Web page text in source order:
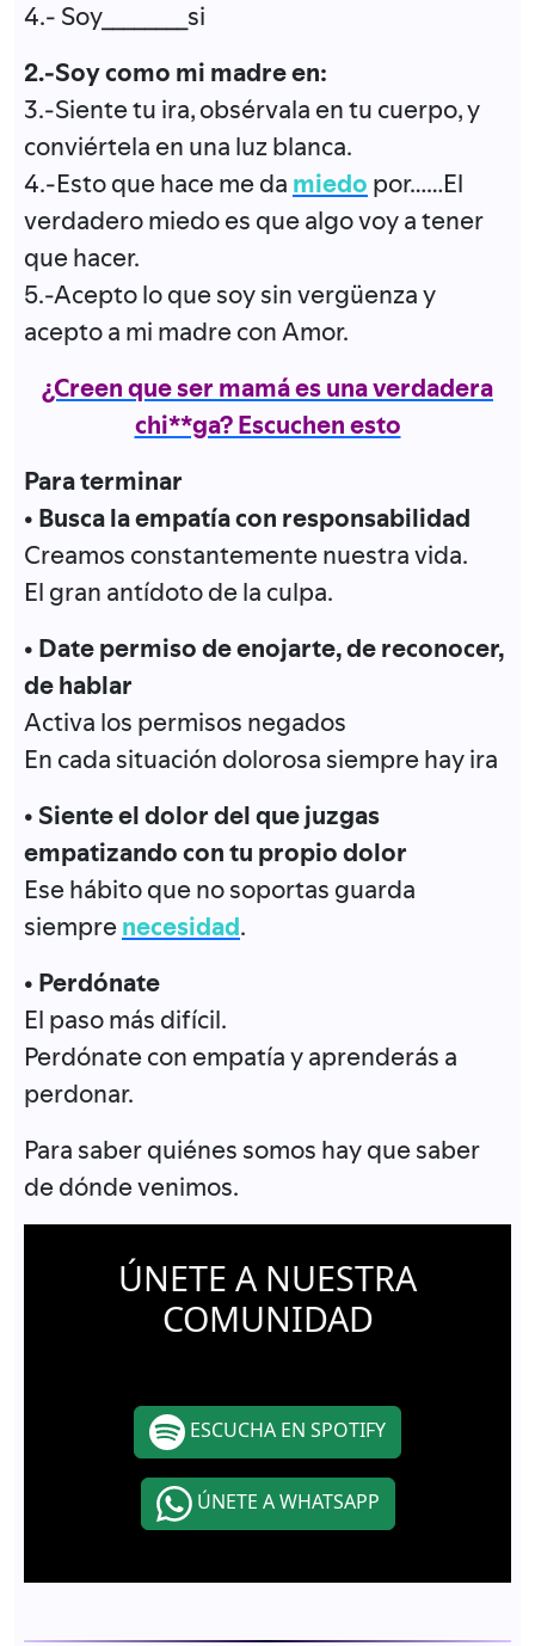
4.- Soy________si
2.-Soy como mi madre en:
3.-Siente tu ira, obsérvala en tu cuerpo, y
conviértela en una luz blanca.
4.-Esto que hace me da miedo por……El
verdadero miedo es que algo voy a tener
que hacer.
5.-Acepto lo que soy sin vergüenza y
acepto a mi madre con Amor.
¿Creen que ser mamá es una verdadera
chi**ga? Escuchen esto
Para terminar
• Busca la empatía con responsabilidad
Creamos constantemente nuestra vida.
El gran antídoto de la culpa.
• Date permiso de enojarte, de reconocer,
de hablar
Activa los permisos negados
En cada situación dolorosa siempre hay ira
• Siente el dolor del que juzgas
empatizando con tu propio dolor
Ese hábito que no soportas guarda
siemprenecesidad.
• Perdónate
El paso más difícil.
Perdónate con empatía y aprenderás a
perdonar.
Para saber quiénes somos hay que saber
de dónde venimos.
ÚNETE A NUESTRA
COMUNIDAD
ESCUCHA EN SPOTIFY
ÚNETE A WHATSAPP